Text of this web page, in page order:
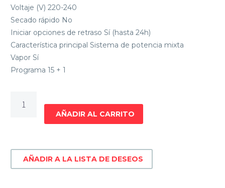
Voltaje (V) 220-240
Secado rápido No
Iniciar opciones de retraso Sí (hasta 24h)
Característica principal Sistema de potencia mixta
Vapor Sí
Programa 15 + 1
CANDY
ROW41496BWMR-
cantidad
AÑADIR AL CARRITO
AÑADIR A LA LISTA DE DESEOS